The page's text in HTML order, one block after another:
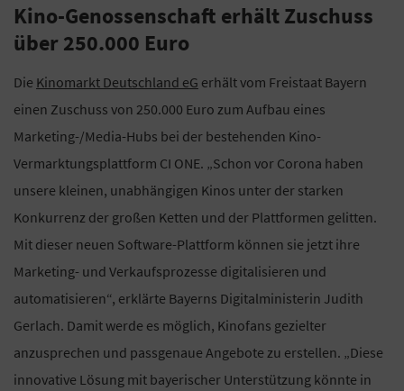
Kino-Genossenschaft erhält Zuschuss
über 250.000 Euro
Die Kinomarkt Deutschland eG erhält vom Freistaat Bayern
einen Zuschuss von 250.000 Euro zum Aufbau eines
Marketing-/Media-Hubs bei der bestehenden Kino-
Vermarktungsplattform CI ONE. „Schon vor Corona haben
unsere kleinen, unabhängigen Kinos unter der starken
Konkurrenz der großen Ketten und der Plattformen gelitten.
Mit dieser neuen Software-Plattform können sie jetzt ihre
Marketing- und Verkaufsprozesse digitalisieren und
automatisieren“, erklärte Bayerns Digitalministerin Judith
Gerlach. Damit werde es möglich, Kinofans gezielter
anzusprechen und passgenaue Angebote zu erstellen. „Diese
innovative Lösung mit bayerischer Unterstützung könnte in